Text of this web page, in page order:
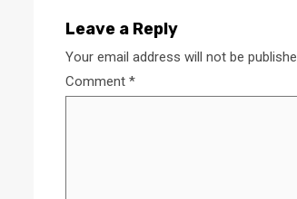
Leave a Reply
Your email address will not be
Comment *